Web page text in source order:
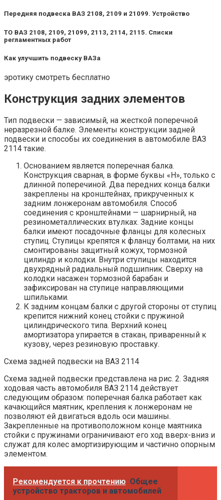
Передняя подвеска ВАЗ 2108, 2109 и 21099. Устройство
ТО ВАЗ 2108, 2109, 21099, 2113, 2114, 2115. Списки
регламентных работ
Как улучшить подвеску ВАЗа
эротику смотреть бесплатно
Конструкция задних элементов
Тип подвески — зависимый, на жесткой поперечной
неразрезной балке. Элементы конструкции задней
подвески и способы их соединения в автомобиле ВАЗ
2114 такие.
Основанием является поперечная балка.
Конструкция сварная, в форме буквы «Н», только с
длинной поперечиной. Два передних конца балки
закреплены на кронштейнах, прикрученных к
задним лонжеронам автомобиля. Способ
соединения с кронштейнами — шарнирный, на
резинометаллических втулках. Задние концы
балки имеют посадочные фланцы для колесных
ступиц. Ступицы крепятся к фланцу болтами, на них
смонтированы защитный кожух, тормозной
цилиндр и колодки. Внутри ступицы находится
двухрядный радиальный подшипник. Сверху на
колодки насажен тормозной барабан и
зафиксирован на ступице направляющими
шпильками.
К задним концам балки с другой стороны от ступиц
крепится нижний конец стойки с пружиной
цилиндрического типа. Верхний конец
амортизатора упирается в стакан, приваренный к
кузову, через резиновую проставку.
Схема задней подвески на ВАЗ 2114
Схема задней подвески представлена на рис. 2. Задняя
ходовая часть автомобиля ВАЗ 2114 действует
следующим образом: поперечная балка работает как
качающийся маятник, крепления к лонжеронам не
позволяют ей двигаться вдоль оси машины.
Закрепленные на противоположном конце маятника
стойки с пружинами ограничивают его ход вверх-вниз и
служат для колес амортизирующим и частично опорным
элементом.
Рекомендуется к прочтению Общее
устройство тракторов и автомобилей